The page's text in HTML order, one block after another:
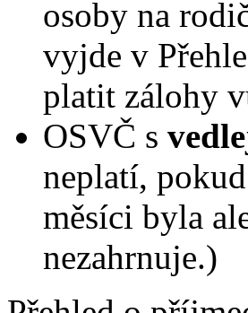
osoby na
vyjde v
platit zálohy
OSVČ s
neplatí,
měsíci byla
nezahrnuje.)